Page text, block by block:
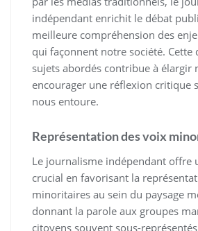
indépendant enrichit le débat
meilleure compréhension des
qui façonnent notre société. Cette
sujets abordés contribue à élargir
encourager une réflexion critique
nous entoure.
Représentation des voix
Le journalisme indépendant offre
crucial en favorisant la
minoritaires au sein du paysage
donnant la parole aux groupes
citoyens souvent sous-